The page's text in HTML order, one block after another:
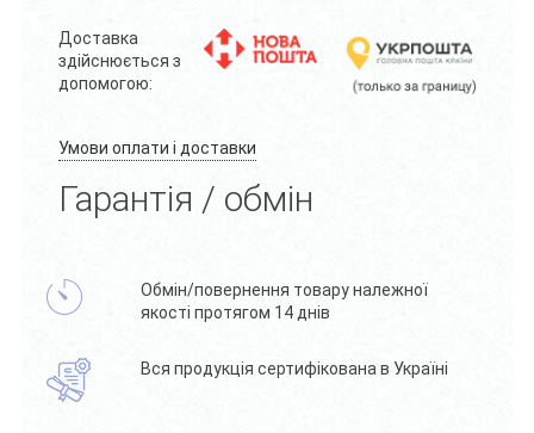
Доставка
здійснюється з
допомогою:
Умови оплати і доставки
Гарантія / обмін
Обмін/повернення товару належної
якості протягом 14 днів
Вся продукція сертифікована в Україні